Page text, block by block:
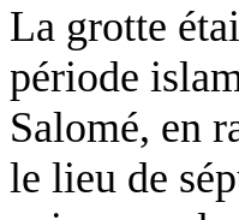
La grotte
période
Salomé, en
le lieu de